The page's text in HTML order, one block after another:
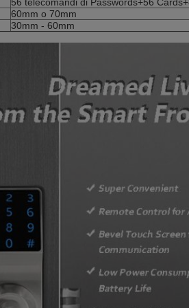
60mm o 70mm
30mm - 60mm